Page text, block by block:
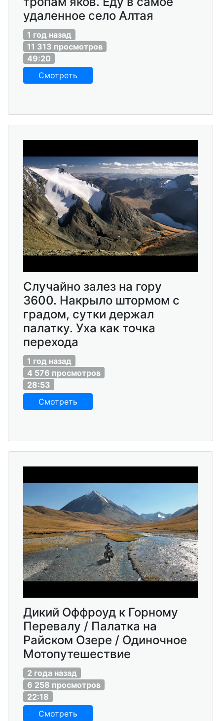
удаленное село Алтая
1 год назад
11 313 просмотров
49:20
Смотреть
Случайно залез на гору
3600. Накрыло штормом с
градом, сутки держал
палатку. Уха как точка
перехода
1 год назад
4 576 просмотров
28:53
Смотреть
Дикий Оффроуд к Горному
Перевалу / Палатка на
Райском Озере / Одиночное
Мотопутешествие
2 года назад
6 258 просмотров
22:18
Смотреть